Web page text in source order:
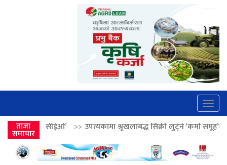
ताजा
समाचार
>>उपत्यकामा श्रृंखलाबद्ध सिक्री लुट्ने ‘कर्मा समूह’का नाइकेसहित पाँच